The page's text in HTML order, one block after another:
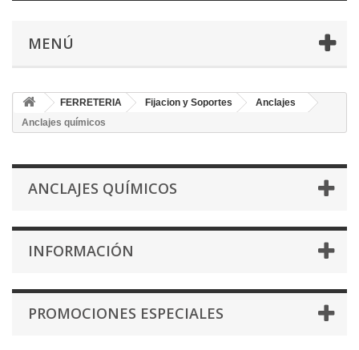
MENÚ
FERRETERIA Fijacion y Soportes
Anclajes
Anclajes químicos
ANCLAJES QUÍMICOS
INFORMACIÓN
PROMOCIONES ESPECIALES